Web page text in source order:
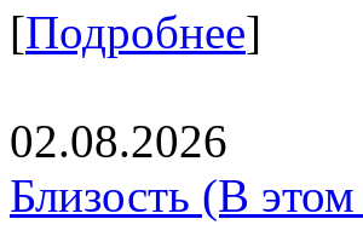
[Подробнее]
02.08.2026
Близость (В